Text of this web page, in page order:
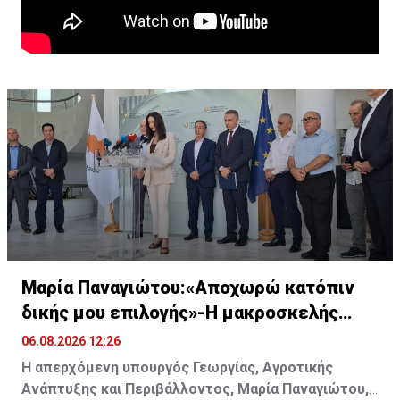
Μαρία Παναγιώτου:«Αποχωρώ κατόπιν
δικής μου επιλογής»-Η μακροσκελής
ομιλία της
06.08.2026 12:26
Η απερχόμενη υπουργός Γεωργίας, Αγροτικής
Ανάπτυξης και Περιβάλλοντος, Μαρία Παναγιώτου,